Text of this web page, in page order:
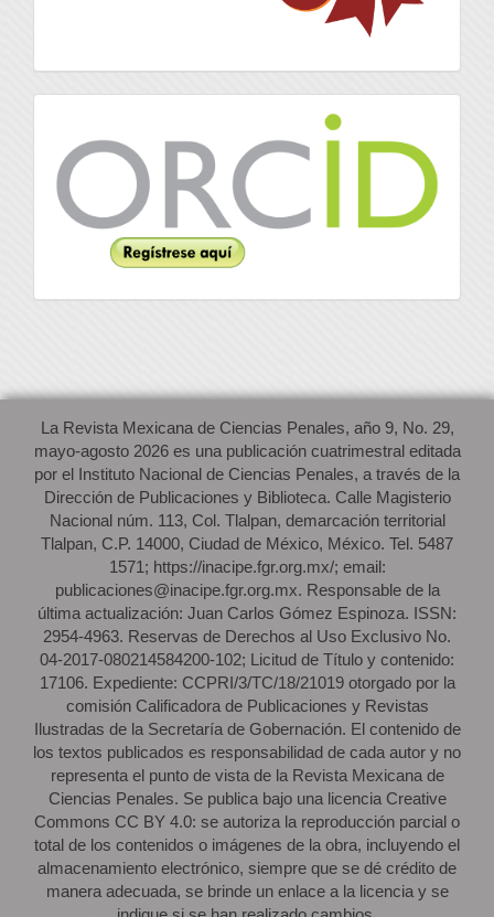
La Revista Mexicana de Ciencias Penales, año 9, No. 29,
mayo-agosto 2026 es una publicación cuatrimestral editada
por el Instituto Nacional de Ciencias Penales, a través de la
Dirección de Publicaciones y Biblioteca. Calle Magisterio
Nacional núm. 113, Col. Tlalpan, demarcación territorial
Tlalpan, C.P. 14000, Ciudad de México, México. Tel. 5487
1571; https://inacipe.fgr.org.mx/; email:
publicaciones@inacipe.fgr.org.mx. Responsable de la
última actualización: Juan Carlos Gómez Espinoza. ISSN:
2954-4963. Reservas de Derechos al Uso Exclusivo No.
04-2017-080214584200-102; Licitud de Título y contenido:
17106. Expediente: CCPRI/3/TC/18/21019 otorgado por la
comisión Calificadora de Publicaciones y Revistas
Ilustradas de la Secretaría de Gobernación. El contenido de
los textos publicados es responsabilidad de cada autor y no
representa el punto de vista de la Revista Mexicana de
Ciencias Penales. Se publica bajo una licencia Creative
Commons CC BY 4.0: se autoriza la reproducción parcial o
total de los contenidos o imágenes de la obra, incluyendo el
almacenamiento electrónico, siempre que se dé crédito de
manera adecuada, se brinde un enlace a la licencia y se